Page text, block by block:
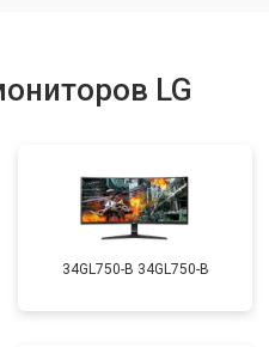
LG
34GL750-B 34GL750-B